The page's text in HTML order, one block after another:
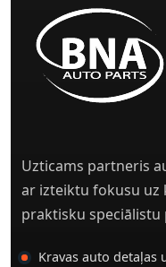
Uzticams partneris
ar izteiktu fokusu uz
praktisku speciālistu
Kravas auto detaļas